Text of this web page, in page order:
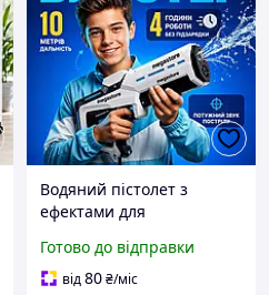
Водяний пістолет з
ефектами для
електричний автомат для
води із потужним
Готово до відправки
від80₴/міс